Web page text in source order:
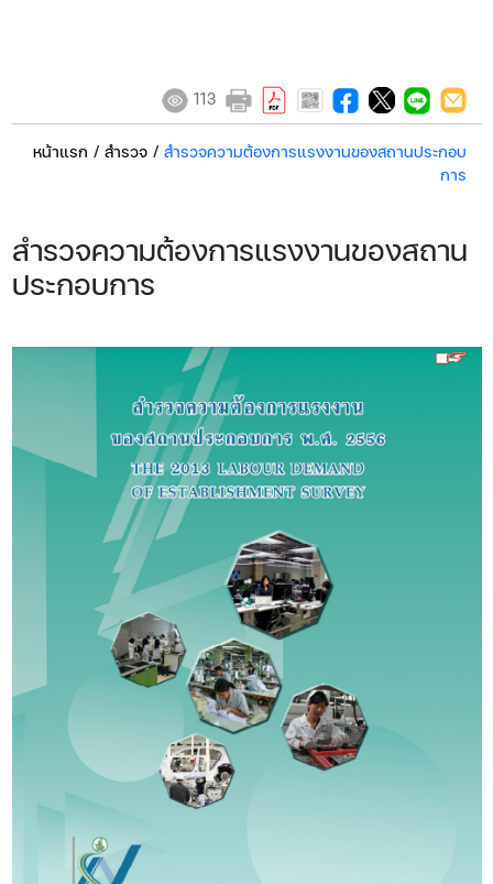
113
หน้าแรก / สำรวจ/ สำรวจความต้องการแรงงานของสถานประกอบ
การ
สำรวจความต้องการแรงงานของสถาน
ประกอบการ